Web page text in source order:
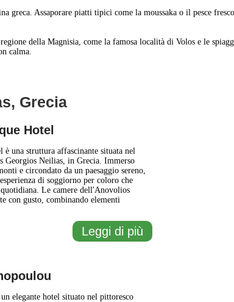
greca. Assaporare piatti tipici come la moussaka o il pesce
della Magnisia, come la famosa località di Volos e le
calma.
Grecia
Hotel
una struttura affascinante situata nel
Georgios Neilias, in Grecia. Immerso
e circondato da un paesaggio sereno,
di soggiorno per coloro che
Le camere dell'Anovolios
con gusto, combinando elementi
Leggi di più
elegante hotel situato nel pittoresco